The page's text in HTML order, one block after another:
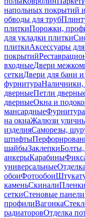
напольных покрытий
обводы для труб
плиткиПорожки,
для укладки плитки
плиткиАксессуары
покрытий
входныеДвери
сеткиДвери для бани
фурнитураНаличники,
дверныеПетли
дверныеОкна и
мансардные
на окнаЖалюзи
изделияСаморезы,
штифты
шайбыЗаклепки
анкерыКарабины
универсальные
обоиФотообои
каменьСкинали
сеткиСтеновые панели
профилиВагонка
радиаторовОтделка